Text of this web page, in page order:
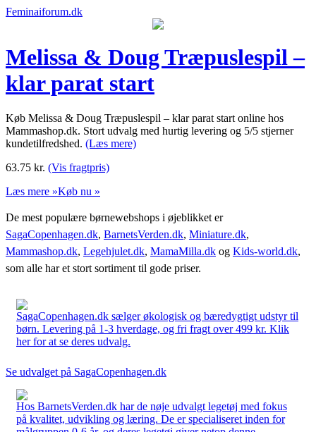
Feminaiforum.dk
Melissa & Doug Træpuslespil –
klar parat start
Køb Melissa & Doug Træpuslespil – klar parat start online hos
Mammashop.dk. Stort udvalg med hurtig levering og 5/5 stjerner
kundetilfredshed. (Læs mere)
63.75 kr. (Vis fragtpris)
Læs mere »Køb nu »
De mest populære børnewebshops i øjeblikket er
SagaCopenhagen.dk, BarnetsVerden.dk, Miniature.dk,
Mammashop.dk, Legehjulet.dk, MamaMilla.dk og Kids-world.dk,
som alle har et stort sortiment til gode priser.
SagaCopenhagen.dk sælger økologisk og bæredygtigt udstyr til
børn. Levering på 1-3 hverdage, og fri fragt over 499 kr. Klik
her for at se deres udvalg.
Se udvalget på SagaCopenhagen.dk
Hos BarnetsVerden.dk har de nøje udvalgt legetøj med fokus
på kvalitet, udvikling og læring. De er specialiseret inden for